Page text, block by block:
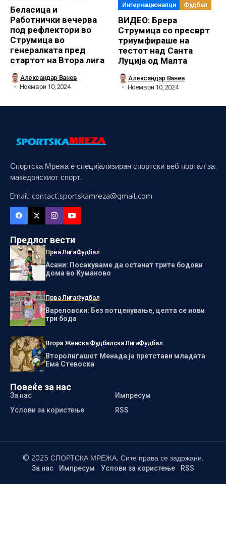
Беласица и
Работнички вечерва
под рефлектори во
Струмица во
генералката пред
стартот на Втора лига
Александар Ванев
Ноември 10, 2024
Интернационалци
Фудбал
ВИДЕО: Брера
Струмица со пресврт
триумфираше на
тестот над Санта
Луција од Малта
Александар Ванев
Ноември 10, 2024
Спортска Мрежа е специјализиран спортски веб портал за
македонскиот спорт.
Email: contact.sportskamreza@gmail.com
Предлог вести
Прва ЛигаФудбал
Асани: Посакуваме да останат трите бодови
дома во Куманово
Прва ЛигаФудбал
Вареловски: Без потценување, целта се нови
три бода
Втора Женска Фудбалска ЛигаФудбал
Второлигашот Менада ја претстави младата
Ема Стевоска
Повеќе за нас
За нас
Импресум
Услови за користење
RSS
© 2025 СПОРТСКА МРЕЖА. Сите права се задржани.
За нас Импресум Услови за користење RSS